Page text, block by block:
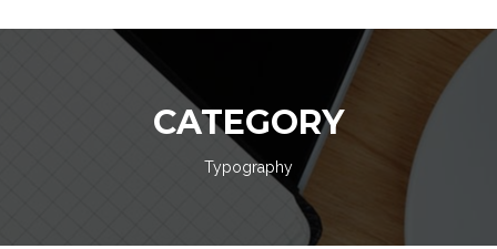
CATEGORY
Typography